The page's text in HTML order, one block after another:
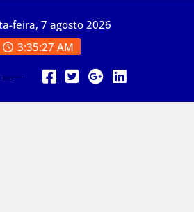
feira, 7 agosto 2026
3:35:28 AM